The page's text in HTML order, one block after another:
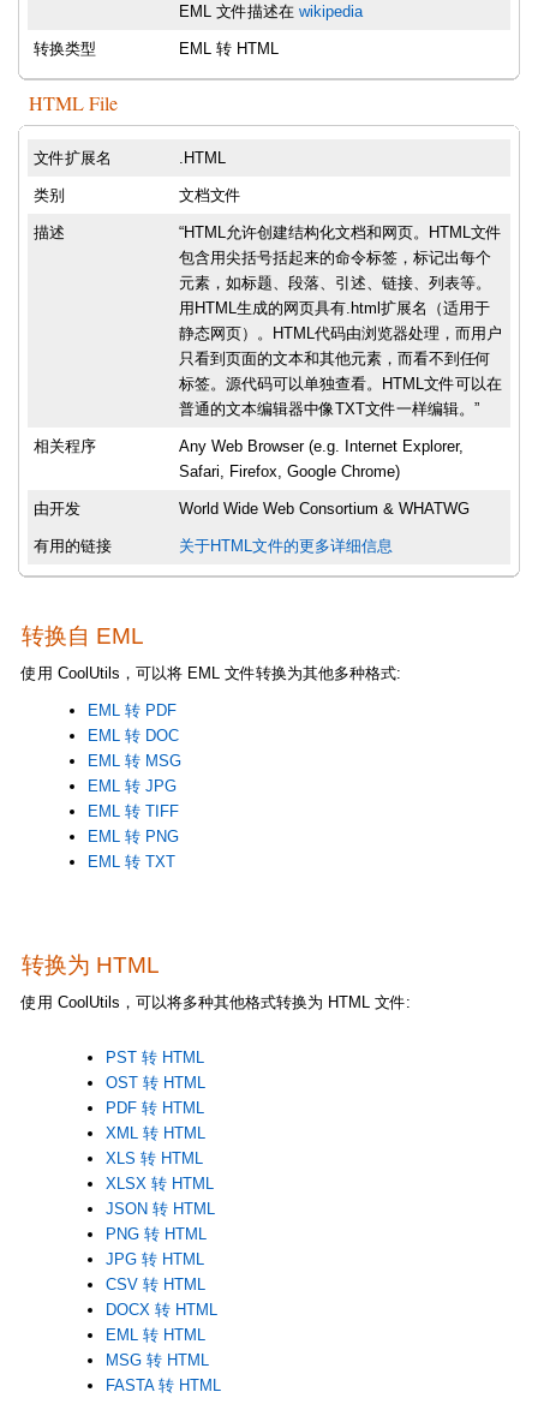
EML 文件描述在 wikipedia
转换类型 EML 转 HTML
HTML File
文件扩展名 .HTML
类别 文档文件
描述
“HTML允许创建结构化文档和网页。HTML文件
包含用尖括号括起来的命令标签，标记出每个
元素，如标题、段落、引述、链接、列表等。
用HTML生成的网页具有.html扩展名（适用于
静态网页）。HTML代码由浏览器处理，而用户
只看到页面的文本和其他元素，而看不到任何
标签。源代码可以单独查看。HTML文件可以在
普通的文本编辑器中像TXT文件一样编辑。”
相关程序
Any Web Browser (e.g. Internet Explorer,
Safari, Firefox, Google Chrome)
由开发 World Wide Web Consortium & WHATWG
有用的链接 关于HTML文件的更多详细信息
转换自 EML
使用 CoolUtils，可以将 EML 文件转换为其他多种格式:
EML 转 PDF
EML 转 DOC
EML 转 MSG
EML 转 JPG
EML 转 TIFF
EML 转 PNG
EML 转 TXT
转换为 HTML
使用 CoolUtils，可以将多种其他格式转换为 HTML 文件:
PST 转 HTML
OST 转 HTML
PDF 转 HTML
XML 转 HTML
XLS 转 HTML
XLSX 转 HTML
JSON 转 HTML
PNG 转 HTML
JPG 转 HTML
CSV 转 HTML
DOCX 转 HTML
EML 转 HTML
MSG 转 HTML
FASTA 转 HTML